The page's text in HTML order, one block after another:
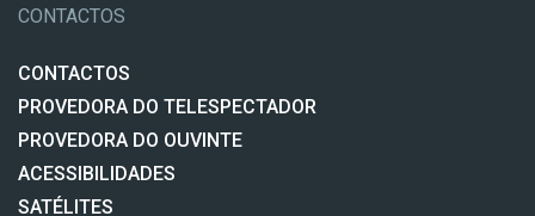
CONTACTOS
CONTACTOS
PROVEDORA DO TELESPECTADOR
PROVEDORA DO OUVINTE
ACESSIBILIDADES
SATÉLITES